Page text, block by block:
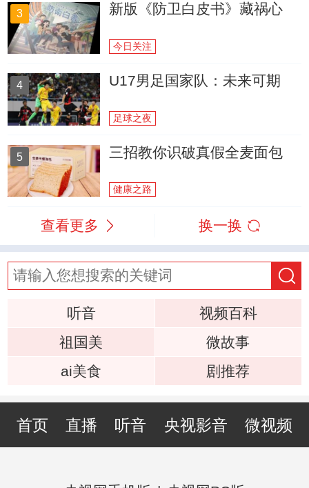
3 新版《防卫白皮书》藏祸心
今日关注
4 U17男足国家队：未来可期
足球之夜
5 三招教你识破真假全麦面包
健康之路
查看更多 换一换
听音
视频百科
祖国美
微故事
ai美食
剧推荐
首页 直播 听音 央视影音 微视频